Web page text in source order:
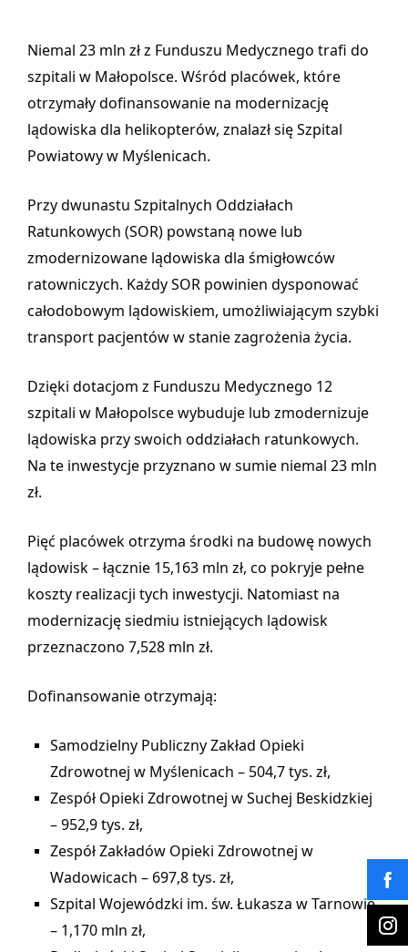
Niemal 23 mln zł z Funduszu Medycznego trafi do
szpitali w Małopolsce. Wśród placówek, które
otrzymały dofinansowanie na modernizację
lądowiska dla helikopterów, znalazł się Szpital
Powiatowy w Myślenicach.
Przy dwunastu Szpitalnych Oddziałach
Ratunkowych (SOR) powstaną nowe lub
zmodernizowane lądowiska dla śmigłowców
ratowniczych. Każdy SOR powinien dysponować
całodobowym lądowiskiem, umożliwiającym szybki
transport pacjentów w stanie zagrożenia życia.
Dzięki dotacjom z Funduszu Medycznego 12
szpitali w Małopolsce wybuduje lub zmodernizuje
lądowiska przy swoich oddziałach ratunkowych.
Na te inwestycje przyznano w sumie niemal 23 mln
zł.
Pięć placówek otrzyma środki na budowę nowych
lądowisk – łącznie 15,163 mln zł, co pokryje pełne
koszty realizacji tych inwestycji. Natomiast na
modernizację siedmiu istniejących lądowisk
przeznaczono 7,528 mln zł.
Dofinansowanie otrzymają:
Samodzielny Publiczny Zakład Opieki
Zdrowotnej w Myślenicach – 504,7 tys. zł,
Zespół Opieki Zdrowotnej w Suchej Beskidzkiej
– 952,9 tys. zł,
Zespół Zakładów Opieki Zdrowotnej w
Wadowicach – 697,8 tys. zł,
Szpital Wojewódzki im. św. Łukasza w Tarnowie
– 1,170 mln zł,